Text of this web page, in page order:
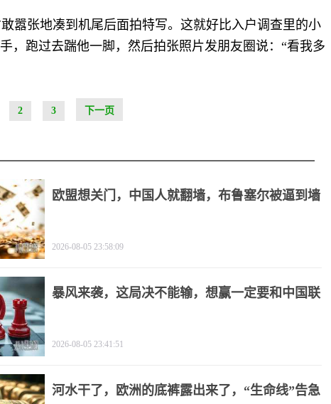
嚣张地凑到机尾后面拍特写。这就好比入户调查里的小
，跑过去踹他一脚，然后拍张照片发朋友圈说：“看我多
2 3 下一页
欧盟想关门，中国人就翻墙，布鲁塞尔被逼到墙
2026-08-05 23:58:09
暴风来袭，这局决不能输，想赢一定要和中国联
2026-08-05 23:41:51
河水干了，欧洲的底裤露出来了，“生命线”告急